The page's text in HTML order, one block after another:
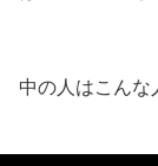
中の人はこんな